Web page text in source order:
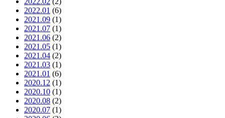
2022.01 (6)
2021.09 (1)
2021.07 (1)
2021.06 (2)
2021.05 (1)
2021.04 (2)
2021.03 (1)
2021.01 (6)
2020.12 (1)
2020.10 (1)
2020.08 (2)
2020.07 (1)